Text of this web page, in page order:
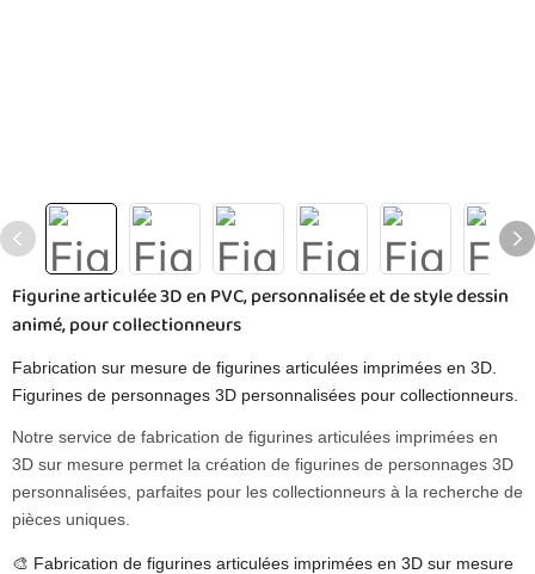
Figurine articulée 3D en PVC, personnalisée et de style dessin
animé, pour collectionneurs
Fabrication sur mesure de figurines articulées imprimées en 3D.
Figurines de personnages 3D personnalisées pour collectionneurs.
Notre service de fabrication de figurines articulées imprimées en
3D sur mesure permet la création de figurines de personnages 3D
personnalisées, parfaites pour les collectionneurs à la recherche de
pièces uniques.
🎨 Fabrication de figurines articulées imprimées en 3D sur mesure